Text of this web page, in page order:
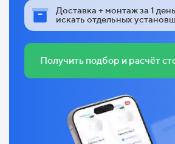
Доставка + монтаж за 1
искать отдельных
Получить подбор и расчёт